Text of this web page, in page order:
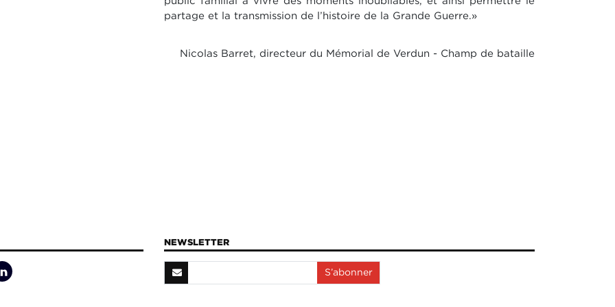
partage et la transmission de l’histoire de la Grande Guerre.»
Nicolas Barret, directeur du Mémorial de Verdun - Champ de bataille
NEWSLETTER
S’abonner